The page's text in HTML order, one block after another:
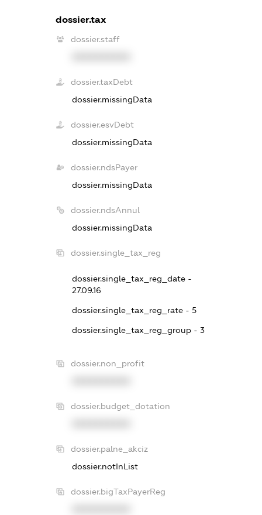
dossier.tax
dossier.staff
dossier.taxDebt
dossier.missingData
dossier.esvDebt
dossier.missingData
dossier.ndsPayer
dossier.missingData
dossier.ndsAnnul
dossier.missingData
dossier.single_tax_reg
dossier.single_tax_reg_date -
27.09.16
dossier.single_tax_reg_rate - 5
dossier.single_tax_reg_group - 3
dossier.non_profit
dossier.budget_dotation
dossier.palne_akciz
dossier.notInList
dossier.bigTaxPayerReg